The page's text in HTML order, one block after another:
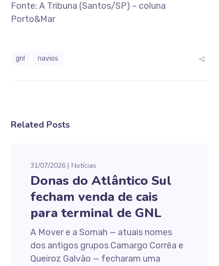
Fonte: A Tribuna (Santos/SP) – coluna
Porto&Mar
gnl navios
Related Posts
31/07/2026 Notícias
Donas do Atlântico Sul
fecham venda de cais
para terminal de GNL
A Mover e a Somah — atuais nomes
dos antigos grupos Camargo Corrêa e
Queiroz Galvão — fecharam uma